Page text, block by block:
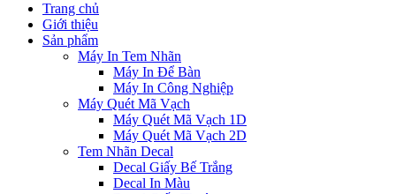
Trang chủ
Giới thiệu
Sản phẩm
Máy In Tem Nhãn
Máy In Để Bàn
Máy In Công Nghiệp
Máy Quét Mã Vạch
Máy Quét Mã Vạch 1D
Máy Quét Mã Vạch 2D
Tem Nhãn Decal
Decal Giấy Bế Trắng
Decal In Màu